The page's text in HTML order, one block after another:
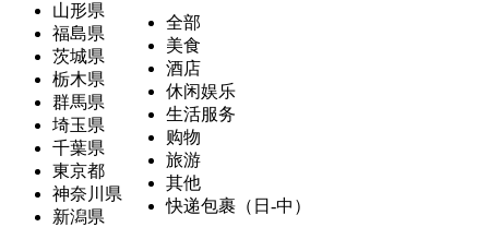
山形県
福島県
茨城県
栃木県
群馬県
埼玉県
千葉県
東京都
神奈川県
新潟県
全部
美食
酒店
休闲娱乐
生活服务
购物
旅游
其他
快递包裹（日-中）